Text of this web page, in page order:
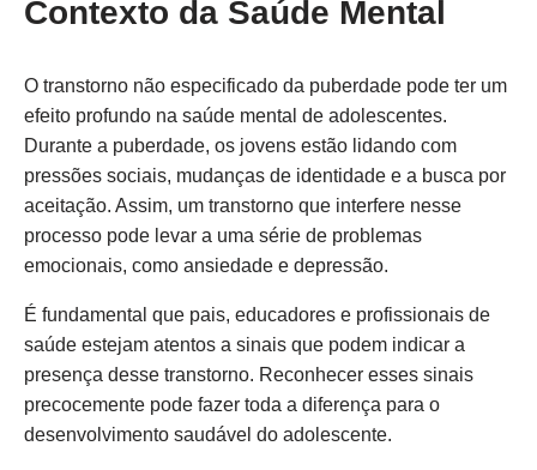
Contexto da Saúde Mental
O transtorno não especificado da puberdade pode ter um
efeito profundo na saúde mental de adolescentes.
Durante a puberdade, os jovens estão lidando com
pressões sociais, mudanças de identidade e a busca por
aceitação. Assim, um transtorno que interfere nesse
processo pode levar a uma série de problemas
emocionais, como ansiedade e depressão.
É fundamental que pais, educadores e profissionais de
saúde estejam atentos a sinais que podem indicar a
presença desse transtorno. Reconhecer esses sinais
precocemente pode fazer toda a diferença para o
desenvolvimento saudável do adolescente.